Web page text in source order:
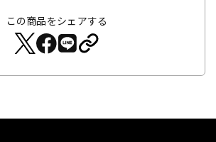
この商品をシェアする